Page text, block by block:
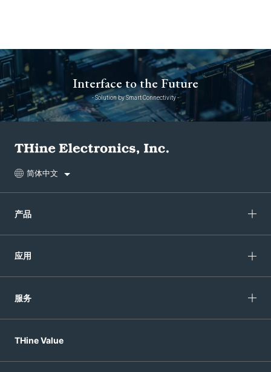
Interface to the Future
- Solution by Smart Connectivity -
简体中文
产品
应用
服务
THine Value